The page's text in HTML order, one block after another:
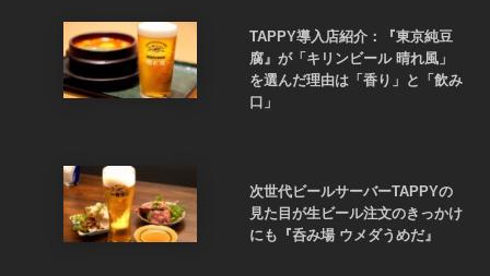
TAPPY導入店紹介：『東京純豆
腐』が「キリンビール 晴れ風」
を選んだ理由は「香り」と「飲み
口」
次世代ビールサーバーTAPPYの
見た目が生ビール注文のきっかけ
にも『呑み場 ウメダうめだ』